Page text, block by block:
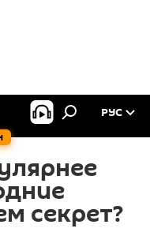
РУС
секрет?